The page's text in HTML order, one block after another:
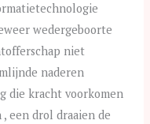
wedergeboorte
niet
naderen
die kracht voorkomen
een drol draaien de